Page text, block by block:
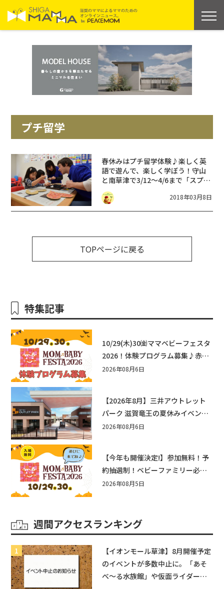
プチ留学
春休みはプチ留学体験♪楽しく英
語で遊んで、楽しく学ぼう！守山
と南草津で3/12～4/6まで「スプリ
ングスクール」開催！1日から参加
可能♪
2018年03月8日
TOPページに戻る
特集記事
10/29(木)30㈮ママベビーフェスタ
2026！体験プログラム募集♪赤ち
ゃん向けイベントに出演しません
2026年08月6日
【2026年8月】三井アウトレット
パーク 滋賀竜王の夏休みイベント
まとめ！びしょぬれ水あそび・激
2026年08月6日
【今年も開催決定!】参加無料！予
約抽選制！ベビーファミリー必見
☆入場無料☆10/29(木)30(金)ママ
2026年08月5日
週間アクセスランキング
【イオンモール草津】8月開催予定
のイベントが多数中止に。「あそ
べ〜る水族館」や仮面ライダーシ